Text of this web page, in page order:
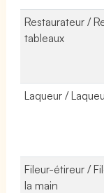
Restaurateur /
tableaux
Laqueur /
Fileur-étireur /
la main